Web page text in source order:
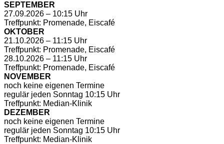
SEPTEMBER
27.09.2026 – 10:15 Uhr
Treffpunkt: Promenade, Eiscafé
OKTOBER
21.10.2026 – 11:15 Uhr
Treffpunkt: Promenade, Eiscafé
28.10.2026 – 11:15 Uhr
Treffpunkt: Promenade, Eiscafé
NOVEMBER
noch keine eigenen Termine
regulär jeden Sonntag 10:15 Uhr
Treffpunkt: Median-Klinik
DEZEMBER
noch keine eigenen Termine
regulär jeden Sonntag 10:15 Uhr
Treffpunkt: Median-Klinik